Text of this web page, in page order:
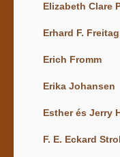
Elizabeth Clare
Erhard F. Freitag
Erich Fromm
Erika Johansen
Esther és Jerry
F. E. Eckard